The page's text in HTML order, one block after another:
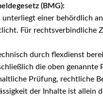
(BMG):
unterliegt einer behördlich
Für rechtsverbindliche
durch flexdienst
die oben
Prüfung, rechtliche
der Inhalte ist allein